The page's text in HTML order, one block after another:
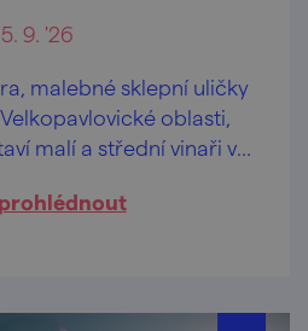
5. 9. '26
malebné sklepní uličky
oblasti,
malí a střední vinaři v
prohlédnout